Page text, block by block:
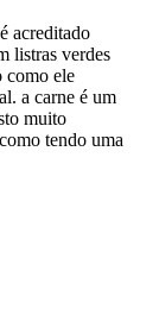
acreditado
listras verdes
como ele
a carne é um
muito
tendo uma